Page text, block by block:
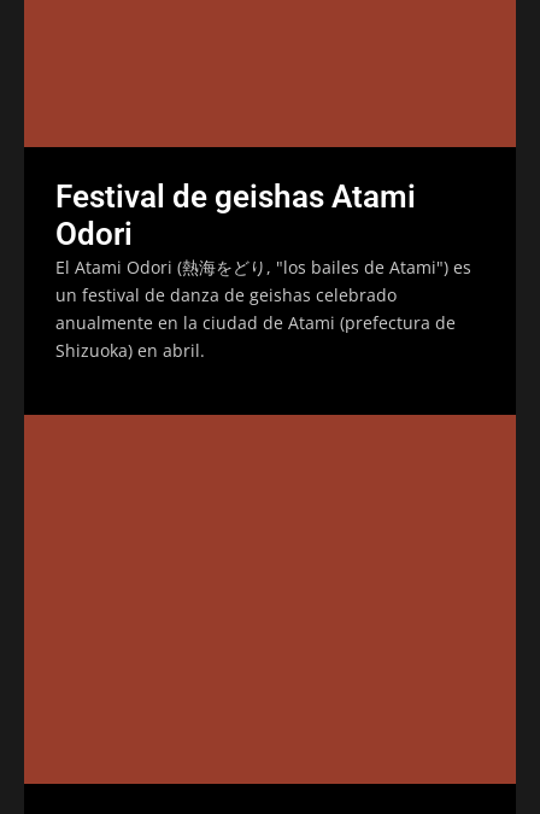
Festival de geishas Atami
Odori
El Atami Odori (熱海をどり, "los bailes de Atami") es
un festival de danza de geishas celebrado
anualmente en la ciudad de Atami (prefectura de
Shizuoka) en abril.